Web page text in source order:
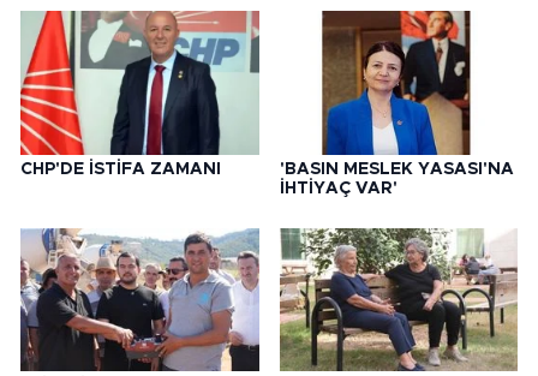
CHP'DE İSTİFA ZAMANI
'BASIN MESLEK YASASI'NA
İHTİYAÇ VAR'